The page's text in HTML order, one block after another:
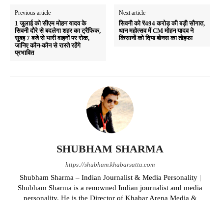
Previous article
1 जुलाई को सीएम मोहन यादव के
सिवनी दौरे से बदलेगा शहर का ट्रैफिक,
सुबह 7 बजे से भारी वाहनों पर रोक,
जानिए कौन-कौन से रास्ते रहेंगे
प्रभावित
Next article
सिवनी को ₹494 करोड़ की बड़ी सौगात,
धान महोत्सव में CM मोहन यादव ने
किसानों को दिया बोनस का तोहफा
SHUBHAM SHARMA
https://shubham.khabarsatta.com
Shubham Sharma – Indian Journalist & Media Personality |
Shubham Sharma is a renowned Indian journalist and media
personality. He is the Director of Khabar Arena Media &